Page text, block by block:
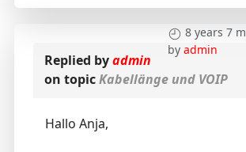
8 years 7
byadmin
Replied byadmin
on topicKabellänge und VOIP
Hallo Anja,